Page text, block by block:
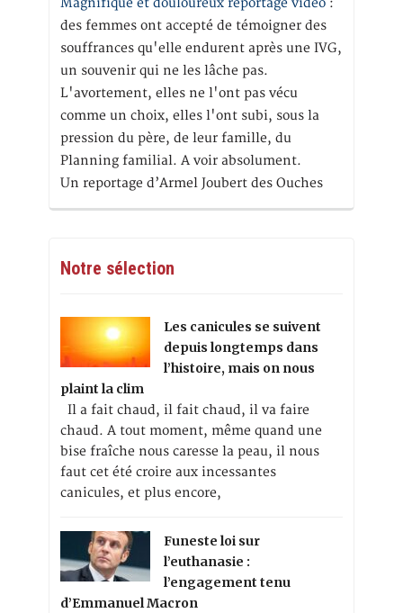
Magnifique et douloureux reportage vidéo :
des femmes ont accepté de témoigner des
souffrances qu'elle endurent après une IVG,
un souvenir qui ne les lâche pas.
L'avortement, elles ne l'ont pas vécu
comme un choix, elles l'ont subi, sous la
pression du père, de leur famille, du
Planning familial. A voir absolument.
Un reportage d’Armel Joubert des Ouches
Notre sélection
Les canicules se suivent
depuis longtemps dans
l’histoire, mais on nous
plaint la clim
Il a fait chaud, il fait chaud, il va faire
chaud. A tout moment, même quand une
bise fraîche nous caresse la peau, il nous
faut cet été croire aux incessantes
canicules, et plus encore,
Funeste loi sur
l’euthanasie :
l’engagement tenu
d’Emmanuel Macron